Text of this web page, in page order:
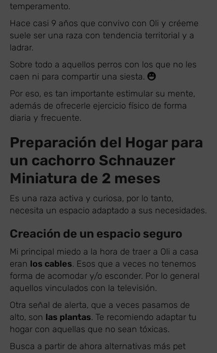
temperamento.
Hace casi 9 años que convivo con Oli y créeme
suele ser una raza con tendencia territorial y a
ladrar.
Sobre todo a aquellos perros con los que no les
caen ni para compartir una siesta.
Por eso, es tan importante estimular su mente,
además de ofrecerle ejercicio físico de forma
diaria y frecuente.
Preparación del Hogar para
un cachorro Schnauzer
Miniatura de 2 meses
Es una raza activa y curiosa, por lo tanto,
necesita un espacio adaptado a sus necesidades.
Creación de un espacio seguro
Mi principal miedo a la hora de traer a Oli a casa
eran los cables. Esos que a veces no tenemos
forma de acomodar y/o esconder. Por lo general
aquellos vinculados con la televisión.
Otra señal de alerta, que a veces pasamos de
alto, son las plantas. Te recomiendo adaptar tu
hogar con aquellas que no sean tóxicas.
Busca a partir de ahora alternativas más pet